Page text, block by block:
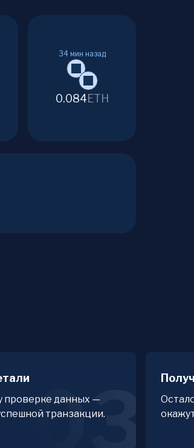
34 мин назад
0.084ETH
проверке данных —
транзакции.
03